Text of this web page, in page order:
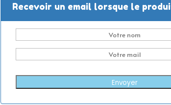
Recevoir un email lorsque le
Envoyer